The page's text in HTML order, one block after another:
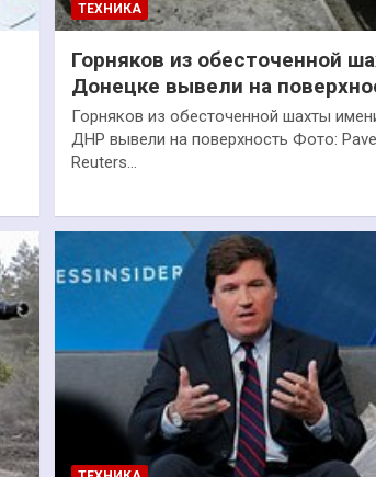
ТЕХНИКА
Горняков из обесточенной
Донецке вывели на
Горняков из обесточенной шахты
ДНР вывели на поверхность Фото:
Reuters…